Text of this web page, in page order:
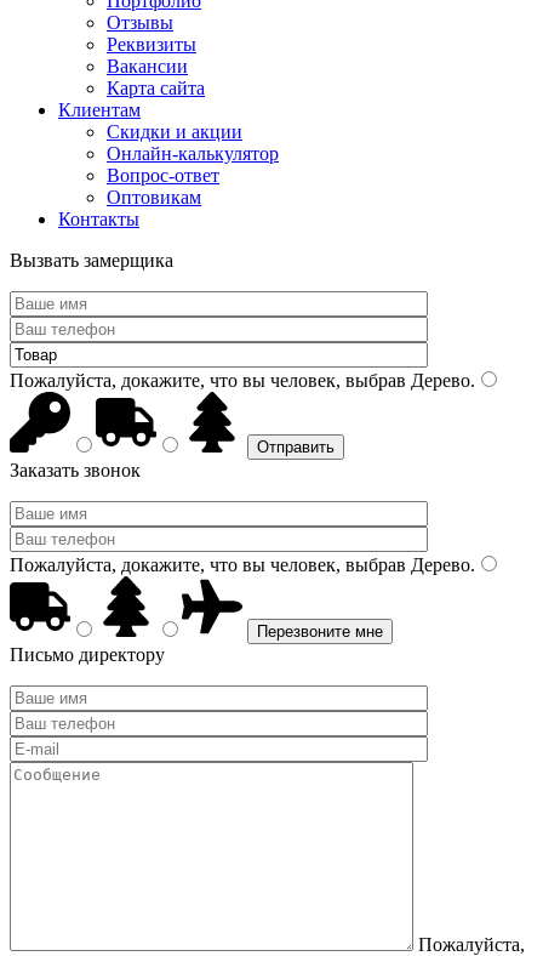
Отзывы
Реквизиты
Вакансии
Карта сайта
Клиентам
Скидки и акции
Онлайн-калькулятор
Вопрос-ответ
Оптовикам
Контакты
Вызвать замерщика
Пожалуйста, докажите, что вы человек, выбрав Дерево.
Заказать звонок
Пожалуйста, докажите, что вы человек, выбрав Дерево.
Письмо директору
Пожалуйста,